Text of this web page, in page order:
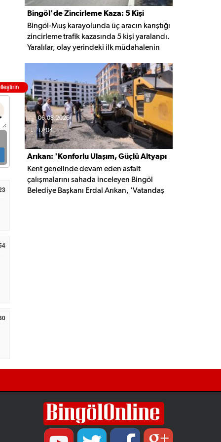
Bingöl'de Zincirleme Kaza: 5 Kişi
Yaralandı
Bingöl-Muş karayolunda üç aracın karıştığı
zincirleme trafik kazasında 5 kişi yaralandı.
Yaralılar, olay yerindeki ilk müdahalenin
06.08.2026
17:04
Arıkan: 'Konforlu Ulaşım, Güçlü Altyapı
İçin Çalışıyoruz'
Kent genelinde devam eden asfalt
çalışmalarını sahada inceleyen Bingöl
Belediye Başkanı Erdal Arıkan, 'Vatandaş